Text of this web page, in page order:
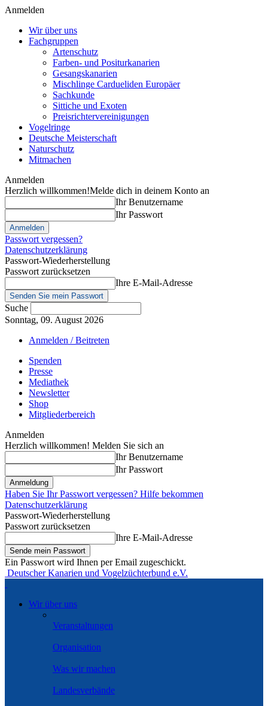
Anmelden
Wir über uns
Fachgruppen
Artenschutz
Farben- und Positurkanarien
Gesangskanarien
Mischlinge Cardueliden Europäer
Sachkunde
Sittiche und Exoten
Preisrichtervereinigungen
Vogelringe
Deutsche Meisterschaft
Naturschutz
Mitmachen
Anmelden
Herzlich willkommen!Melde dich in deinem Konto an
Ihr Benutzername
Ihr Passwort
Passwort vergessen?
Datenschutzerklärung
Passwort-Wiederherstellung
Passwort zurücksetzen
Ihre E-Mail-Adresse
Suche
Sonntag, 09. August 2026
Anmelden / Beitreten
Spenden
Presse
Mediathek
Newsletter
Shop
Mitgliederbereich
Anmelden
Herzlich willkommen! Melden Sie sich an
Ihr Benutzername
Ihr Passwort
Haben Sie Ihr Passwort vergessen? Hilfe bekommen
Datenschutzerklärung
Passwort-Wiederherstellung
Passwort zurücksetzen
Ihre E-Mail-Adresse
Ein Passwort wird Ihnen per Email zugeschickt.
Deutscher Kanarien und Vogelzüchterbund e.V.
Wir über uns
Veranstaltungen
Organisation
Was wir machen
Landesverbände